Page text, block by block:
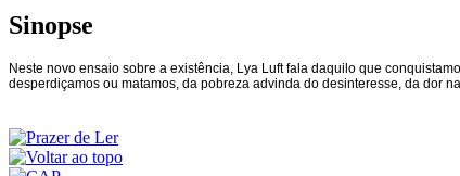
Sinopse
Neste novo ensaio sobre a existência, Lya Luft fala daquilo que
desperdiçamos ou matamos, da pobreza advinda do desinteresse, da dor